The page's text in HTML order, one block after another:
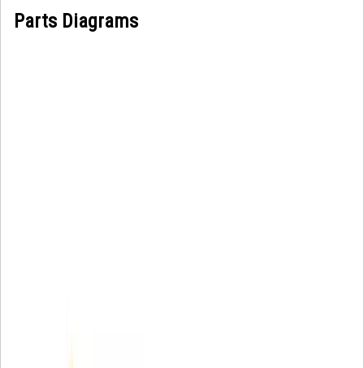
獨特的過濾介質提供無與倫比的保護
丙烯酸滴珠可防止聚結
Parts Diagrams